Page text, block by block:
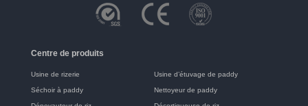
Centre de produits
Usine de rizerie Usine d’étuvage de paddy
Séchoir à paddy Nettoyeur de paddy